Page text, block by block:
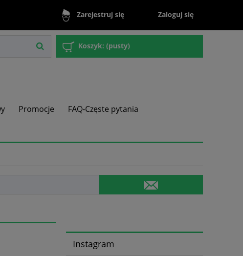
Zarejestruj się Zaloguj się
Koszyk: (pusty)
Promocje FAQ-Częste pytania
Instagram